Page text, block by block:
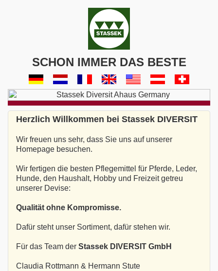
SCHON IMMER DAS BESTE
Herzlich Willkommen bei Stassek DIVERSIT
Wir freuen uns sehr, dass Sie uns auf unserer
Homepage besuchen.
Wir fertigen die besten Pflegemittel für Pferde, Leder,
Hunde, den Haushalt, Hobby und Freizeit getreu
unserer Devise:
Qualität ohne Kompromisse.
Dafür steht unser Sortiment, dafür stehen wir.
Für das Team der Stassek DIVERSIT GmbH
Claudia Rottmann & Hermann Stute